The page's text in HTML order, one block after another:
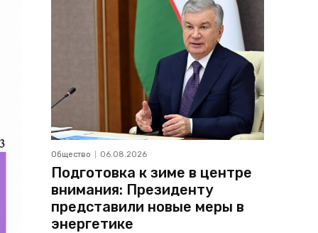
Общество 06.08.2026
Подготовка к зиме в центре
внимания: Президенту
представили новые меры в
энергетике